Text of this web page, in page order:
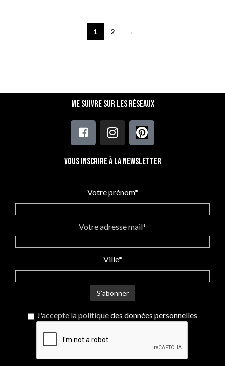
1 2 →
Me suivre sur les réseaux
Vous inscrire à la newsletter
Votre prénom*
Votre adresse mail*
Ville*
J'accepte la politiquedes données personnelles